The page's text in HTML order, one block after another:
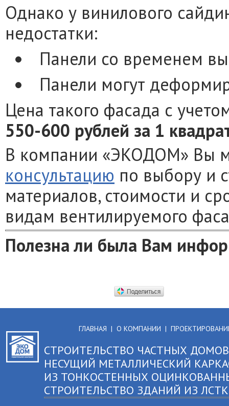
Однако у винилового
недостатки:
Панели со временем
Панели могут
Цена такого фасада с
550-600 рублей за 1
В компании «ЭКОДОМ» Вы
консультацию по выбору и
материалов, стоимости и
видам вентилируемого
Полезна ли была Вам
ГЛАВНАЯ | О КОМПАНИИ |
СТРОИТЕЛЬСТВО ЧАСТНЫХ
НЕСУЩИЙ МЕТАЛЛИЧЕСКИЙ
ИЗ ТОНКОСТЕННЫХ
СТРОИТЕЛЬСТВО ЗДАНИЙ ИЗ